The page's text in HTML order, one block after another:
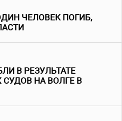
ЧЕЛОВЕК ПОГИБ,
В РЕЗУЛЬТАТЕ
НА ВОЛГЕ В